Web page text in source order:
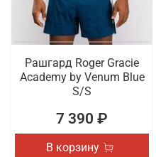
Рашгард Roger Gracie
Academy by Venum Blue
S/S
7 390 ₽
В корзину